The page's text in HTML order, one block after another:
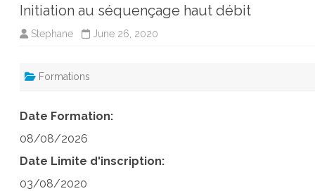
Initiation au séquençage haut débit
Stephane June 26, 2020
Formations
Date Formation:
08/08/2026
Date Limite d'inscription:
03/08/2020